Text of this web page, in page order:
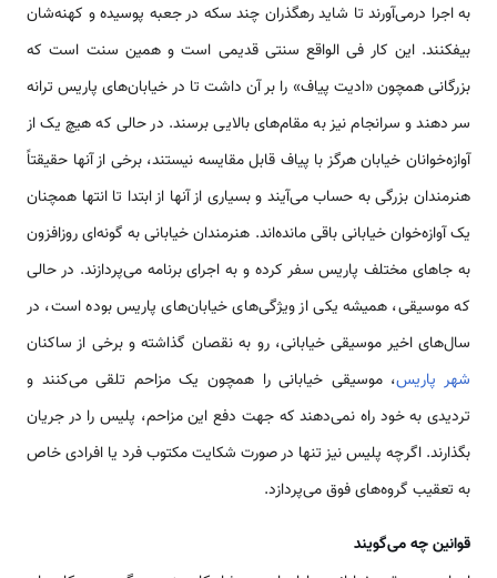
به اجرا درمی‌آورند تا شايد رهگذران چند سكه در جعبه پوسيده و كهنه‌شان
بيفكنند. اين كار فی الواقع سنتی قديمی است و همين سنت است كه
بزرگانی همچون «اديت پياف» را بر آن داشت تا در خيابان‌های پاريس ترانه
سر دهند و سرانجام نيز به مقام‌های بالايی برسند. در حالی كه هيچ يک از
آوازه‌خوانان خيابان هرگز با پياف قابل مقايسه نيستند، برخی از آنها حقيقتاً
هنرمندان بزرگی به حساب می‌آيند و بسياری از آنها از ابتدا تا انتها همچنان
يک آوازه‌خوان خيابانی باقی مانده‌اند. هنرمندان خيابانی به گونه‌ای روزافزون
به جاهای مختلف پاريس سفر كرده و به اجرای برنامه می‌پردازند. در حالى
كه موسيقى، هميشه يكى از ويژگى‌هاى خيابان‌هاى پاريس بوده است، در
سال‌هاى اخير موسيقى خيابانى، رو به نقصان گذاشته و برخی از ساكنان
شهر پاريس، موسيقی خيابانی را همچون يک مزاحم تلقی می‌كنند و
ترديدی به خود راه نمی‌دهند كه جهت دفع اين مزاحم، پليس را در جريان
بگذارند. اگرچه پليس نيز تنها در صورت شكايت مكتوب فرد يا افرادی خاص
به تعقيب گروه‌های فوق می‌پردازد.
قوانين چه مى‌گويند